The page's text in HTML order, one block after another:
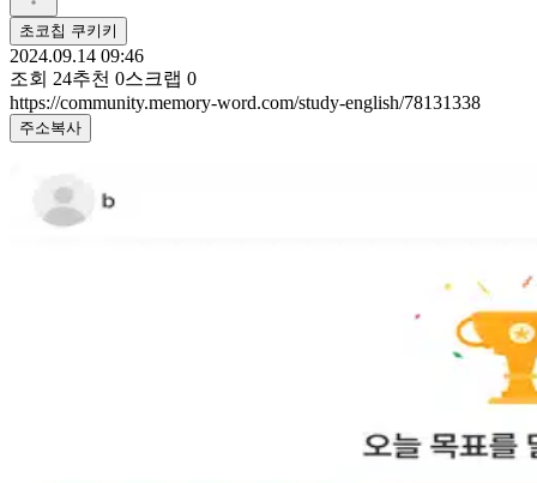
초코칩 쿠키키
2024.09.14 09:46
조회 24추천 0스크랩 0
https://community.memory-word.com/study-english/78131338
주소복사